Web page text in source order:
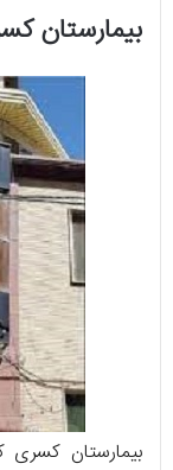
بیمارستان
بیمارستان